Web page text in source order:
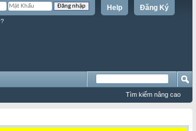
Đăng Ký
Help
Tìm kiếm nâng cao